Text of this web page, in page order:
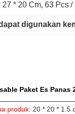
* 20 Cm, 63 Pcs /
digunakan
Paket Es Panas
produk: 20 * 20 * 1.5